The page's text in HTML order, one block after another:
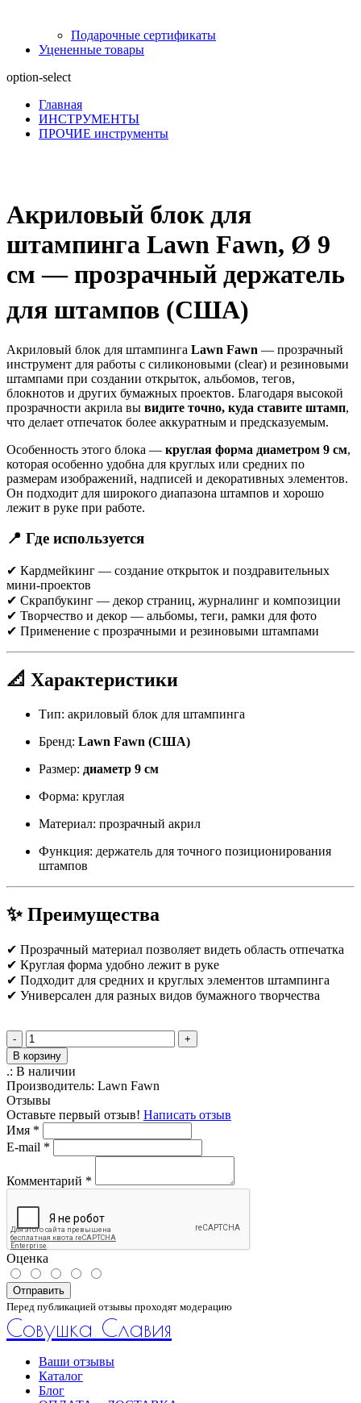
Подарочные сертификаты
Уцененные товары
option-select
Главная
ИНСТРУМЕНТЫ
ПРОЧИЕ инструменты
Акриловый блок для
штампинга Lawn Fawn, Ø 9
см — прозрачный держатель
для штампов (США)
Акриловый блок для штампинга Lawn Fawn — прозрачный
инструмент для работы с силиконовыми (clear) и резиновыми
штампами при создании открыток, альбомов, тегов,
блокнотов и других бумажных проектов. Благодаря высокой
прозрачности акрила вы видите точно, куда ставите штамп,
что делает отпечаток более аккуратным и предсказуемым.
Особенность этого блока — круглая форма диаметром 9 см,
которая особенно удобна для круглых или средних по
размерам изображений, надписей и декоративных элементов.
Он подходит для широкого диапазона штампов и хорошо
лежит в руке при работе.
📍 Где используется
✔ Кардмейкинг — создание открыток и поздравительных
мини-проектов
✔ Скрапбукинг — декор страниц, журналинг и композиции
✔ Творчество и декор — альбомы, теги, рамки для фото
✔ Применение с прозрачными и резиновыми штампами
📐 Характеристики
Тип: акриловый блок для штампинга
Бренд: Lawn Fawn (США)
Размер: диаметр 9 см
Форма: круглая
Материал: прозрачный акрил
Функция: держатель для точного позиционирования
штампов
✨ Преимущества
✔ Прозрачный материал позволяет видеть область отпечатка
✔ Круглая форма удобно лежит в руке
✔ Подходит для средних и круглых элементов штампинга
✔ Универсален для разных видов бумажного творчества
-
+
В корзину
.: В наличии
Производитель: Lawn Fawn
Отзывы
Оставьте первый отзыв! Написать отзыв
Имя *
E-mail *
Комментарий *
Оценка
Отправить
Перед публикацией отзывы проходят модерацию
Совушка Славия
Ваши отзывы
Каталог
Блог